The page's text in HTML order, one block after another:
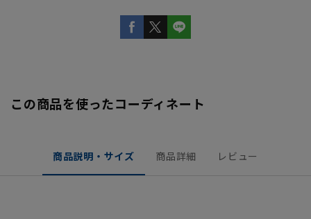
この商品を使ったコーディネート
商品説明・サイズ 商品詳細 レビュー